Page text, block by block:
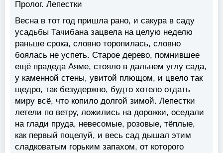
Пролог. Лепестки
Весна в тот год пришла рано, и сакура в саду
усадьбы Тачибана зацвела на целую неделю
раньше срока, словно торопилась, словно
боялась не успеть. Старое дерево, помнившее
ещё прадеда Аяме, стояло в дальнем углу сада,
у каменной стены, увитой плющом, и цвело так
щедро, так безудержно, будто хотело отдать
миру всё, что копило долгой зимой. Лепестки
летели по ветру, ложились на дорожки, оседали
на глади пруда, невесомые, розовые, тёплые,
как первый поцелуй, и весь сад дышал этим
сладковатым горьким запахом, от которого